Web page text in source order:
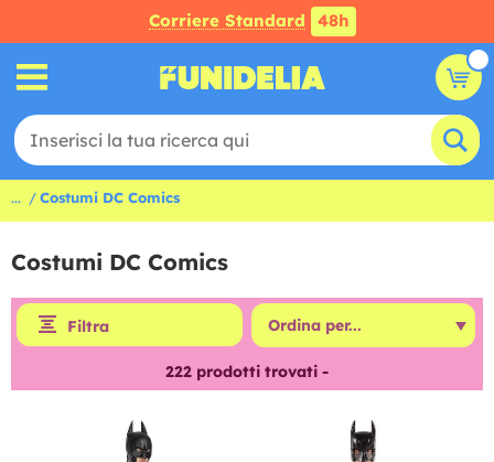
Corriere Standard 48h
... Costumi DC Comics
Costumi DC Comics
Filtra
222 prodotti trovati -